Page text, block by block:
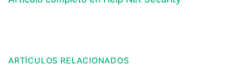
ARTÍCULOS RELACIONADOS